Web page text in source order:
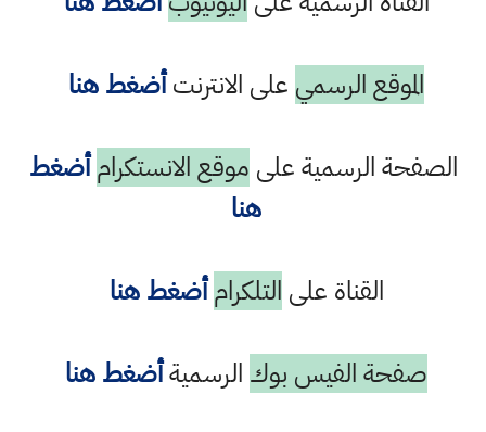
الموقع الرسمي على الانترنتأضغط هنا
الصفحة الرسمية على موقع الانستكرام أضغط
هنا
القناة على التلكرام أضغط هنا
صفحة الفيس بوك الرسميةأضغط هنا